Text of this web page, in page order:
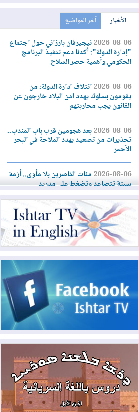
الأخبار آخر المواضيع
2026-08-06نيجيرفان بارزاني حول اجتماع
"إدارة الدولة": أكدنا دعم تنفيذ البرنامج
الحكومي وأهمية حصر السلاح
2026-08-06ائتلاف ادارة الدولة: من
يقومون بسلوك يهدد امن البلاد خارجون عن
القانون يجب محاربتهم
2026-08-06بعد هجومين قرب باب المندب..
تحذيرات من تصعيد يهدد الملاحة في البحر
الأحمر
2026-08-06مئات القاصرين بلا مأوى.. أزمة
سبتة تتصاعد وتضغط على مدريد
2026-08-05
لمدة عام.. بدء توريد 100
مليون قدم مكعب يومياً من غاز كورمور في
إقليم كوردستان إلى وزارة الكهرباء العراقية
ملامح أخطر التحديات التي تواجه العراق
2026-08-05
حرائق فرنسا.. توقيف 402
شخص بينهم 156 قاصرا منذ بداية موسم
الحرائق
2026-08-04سومو: إنتاج النفط في إقليم
كوردستان انخفض إلى أقل من 10%
2026-08-04ملفات حقبة الكاظمي تعود إلى
الواجهة.. أنباء عن مراجعات قضائية
وتحقيقات أوسع في قضايا فساد